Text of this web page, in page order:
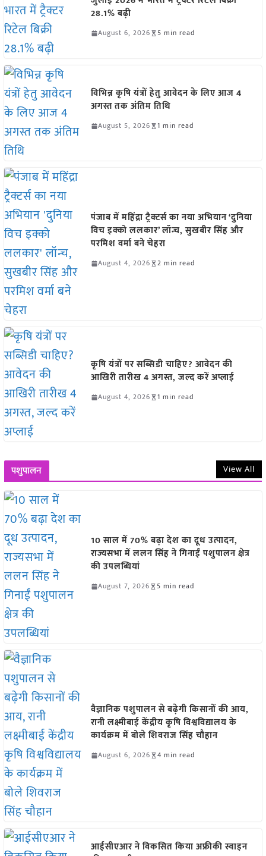
28.1% बढ़ी
August 6, 2026 5 min read
विभिन्न कृषि यंत्रों हेतु आवेदन के लिए आज 4
अगस्त तक अंतिम तिथि
August 5, 2026 1 min read
पंजाब में महिंद्रा ट्रैक्टर्स का नया अभियान ‘दुनिया
विच इक्को ललकार’ लॉन्च, सुखबीर सिंह और
परमिश वर्मा बने चेहरा
August 4, 2026 2 min read
कृषि यंत्रों पर सब्सिडी चाहिए? आवेदन की
आखिरी तारीख 4 अगस्त, जल्द करें अप्लाई
August 4, 2026 1 min read
पशुपालन View All
10 साल में 70% बढ़ा देश का दूध उत्पादन,
राज्यसभा में ललन सिंह ने गिनाईं पशुपालन क्षेत्र
की उपलब्धियां
August 7, 2026 5 min read
वैज्ञानिक पशुपालन से बढ़ेगी किसानों की आय,
रानी लक्ष्मीबाई केंद्रीय कृषि विश्वविद्यालय के
कार्यक्रम में बोले शिवराज सिंह चौहान
August 6, 2026 4 min read
आईसीएआर ने विकसित किया अफ्रीकी स्वाइन